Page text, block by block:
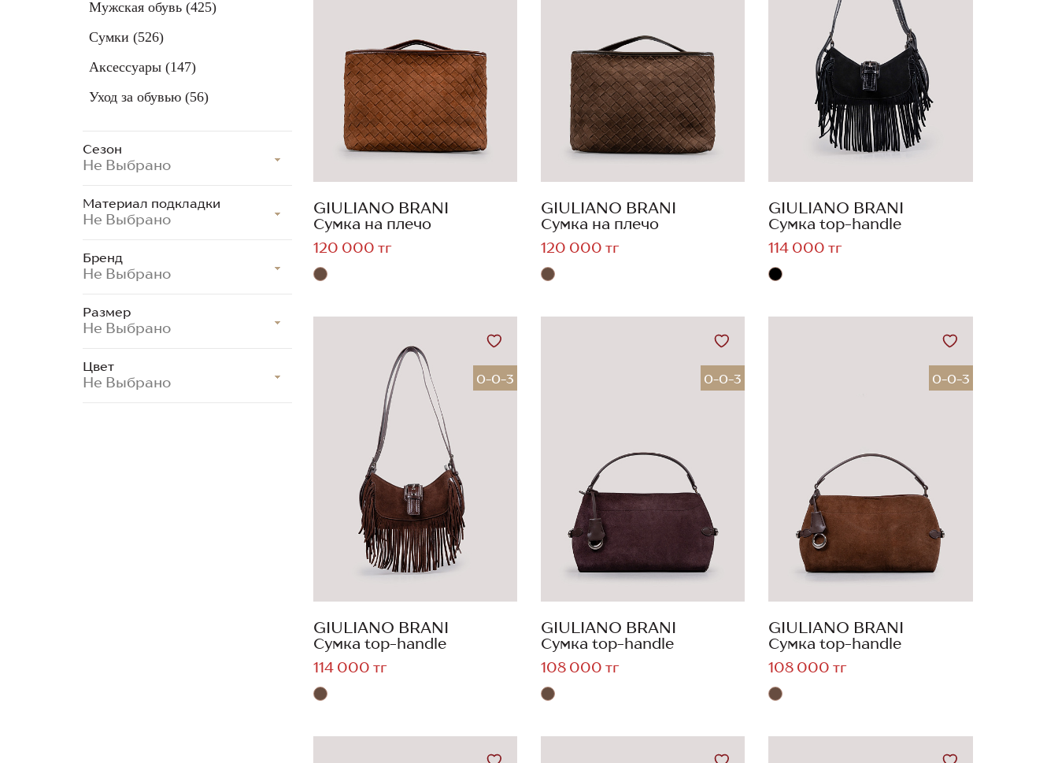
Мужская обувь (425)
Сумки (526)
Аксессуары (147)
Уход за обувью (56)
Сезон
Не Выбрано
Материал подкладки
Не Выбрано
Бренд
Не Выбрано
Размер
Не Выбрано
Цвет
Не Выбрано
GIULIANO BRANI
Сумка на плечо
120 000 тг
GIULIANO BRANI
Сумка на плечо
120 000 тг
GIULIANO BRANI
Сумка top-handle
114 000 тг
0-0-3
GIULIANO BRANI
Сумка top-handle
114 000 тг
0-0-3
GIULIANO BRANI
Сумка top-handle
108 000 тг
0-0-3
GIULIANO BRANI
Сумка top-handle
108 000 тг